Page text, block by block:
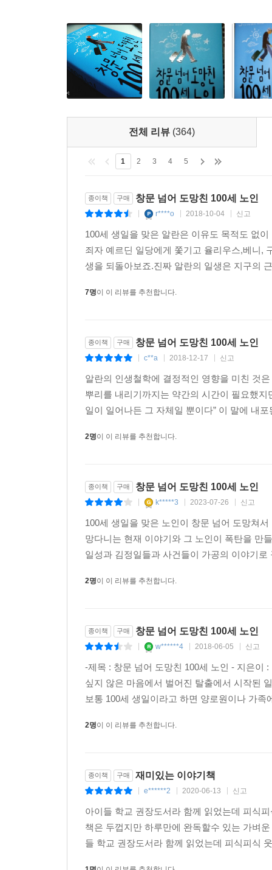
엄청난 사건과 고난이 끝없이 이어지는 와중에도
그리고 행복한 삶을 살고자 하는 자유의지를 과연
이데올로기의 함정을 비웃는 정치적 중립성
작품 속 알란의 철학은 간단명료하다. 그는 푸
갖지 않는 백지 상태의 정신은 로버트 저메키스
포레스트 검프나, 멍청하지는 않되 정치적 판단
많은 위정자들을 비판하기 위한 가장 효과적인 장
독자들이 별 생각 없이 백 년을 산 것처럼 보이는
삶과 행복이며, 그 무엇의 이름으로도 이 삶과 행
현대사의 주요 장면과 맞닥뜨리는 재미
이 작품의 가장 큰 미덕은 뭐니 뭐니 해도 세계
최초로 핵폭탄을 개발한 미국은 사실 알란의 도
한국 독자들이 가장 관심을 가질 부분은 역시
거짓말이 들통 나는데, 이는 김정일이 후에 어
역사까지 완전히 달라졌을지 모르는 일이다.
전체 리뷰 (364)
1 2 3 4 5
종이책 구매 창문 넘어 도망친 100세 노인
r****o 2018-10-04 신고
100세 생일을 맞은 알란은 이유도 목적도 없
죄자 예르딘 일당에게 쫓기고 율리우스,베니,
생을 되돌아보죠.진짜 알란의 일생은 지구의
7명이 이 리뷰를 추천합니다.
종이책 구매 창문 넘어 도망친 100세 노인
c**a 2018-12-17 신고
알란의 인생철학에 결정적인 영향을 미친 것
뿌리를 내리기까지는 약간의 시간이 필요했
일이 일어나든 그 자체일 뿐이다” 이 말에 내
2명이 이 리뷰를 추천합니다.
종이책 구매 창문 넘어 도망친 100세 노인
k*****3 2023-07-26 신고
100세 생일을 맞은 노인이 창문 넘어 도망쳐
망다니는 현재 이야기와 그 노인이 폭탄을 만
일성과 김정일들과 사건들이 가공의 이야기
2명이 이 리뷰를 추천합니다.
종이책 구매 창문 넘어 도망친 100세 노인
w******4 2018-06-05 신고
-제목 : 창문 넘어 도망친 100세 노인 - 지은이
싶지 않은 마음에서 벌어진 탈출에서 시작된
보통 100세 생일이라고 하면 양로원이나 가
2명이 이 리뷰를 추천합니다.
종이책 구매 재미있는 이야기책
e******2 2020-06-13 신고
아이들 학교 권장도서라 함께 읽었는데 피식
책은 두껍지만 하루만에 완독할수 있는 가벼
들 학교 권장도서라 함께 읽었는데 피식피식